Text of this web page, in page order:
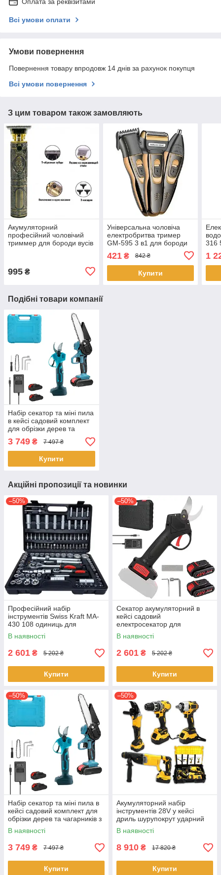
Оплата за реквізитами
Всі умови оплати
Умови повернення
Повернення товару впродовж 14 днів за рахунок покупця
Всі умови повернення
З цим товаром також замовляють
Акумуляторний
професійний чоловічий
триммер для бороди вусів
995 ₴
Універсальна чоловіча
електробритва тример
GM-595 3 в1 для бороди
сіткова акумуляторна для
чоловіків
421₴ 842 ₴
Купити
316
1
Подібні товари компанії
Набір секатор та міні пила
в кейсі садовий комплект
для обрізки дерев та
чагарників з 2
акумуляторами 21 Вт
Синій з чорним
3 749 ₴ 7 497 ₴
Купити
Акційні пропозиції та новинки
–50%
Професійний набір
інструментів Swiss Kraft MA-
430 108 одиниць для
ремонту в кейсі
В наявності
2 601 ₴ 5 202 ₴
Купити
–50%
Секатор акумуляторний в
кейсі садовий
електросекатор для
обрізання гілок дерев кущів 2
акумулятори 48 Вт Чорний
В наявності
2 601 ₴ 5 202 ₴
Купити
–50%
Набір секатор та міні пила в
кейсі садовий комплект для
обрізки дерев та чагарників з
2 акумуляторами 21 Вт Синій
з чорним
В наявності
3 749 ₴ 7 497 ₴
Купити
–50%
Акумуляторний набір
інструментів 28V у кейсі
дриль шурупокрут ударний
гайковер болгарка
перфоратор Жовто-чорний
В наявності
8 910 ₴ 17 820 ₴
Купити